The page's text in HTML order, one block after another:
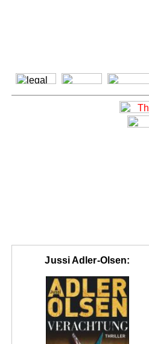
Jussi Adler-Olsen: